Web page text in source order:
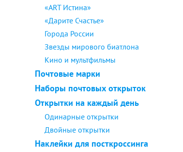
«ART Истина»
«Дарите Счастье»
Города России
Звезды мирового биатлона
Кино и мультфильмы
Почтовые марки
Наборы почтовых открыток
Открытки на каждый день
Одинарные открытки
Двойные открытки
Наклейки для посткроссинга